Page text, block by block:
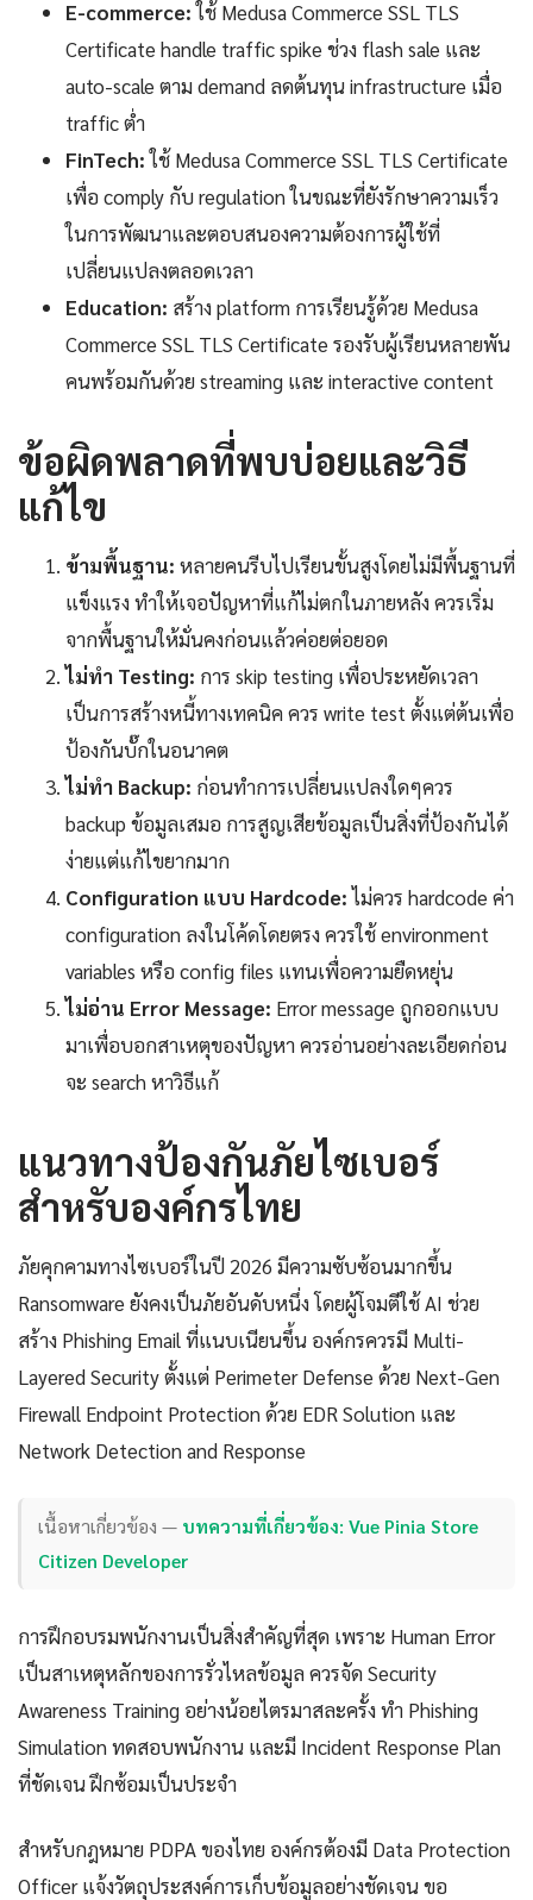
E-commerce:ใช้ Medusa Commerce SSL TLS
Certificate handle traffic spike ช่วง flash sale และ
auto-scale ตาม demand ลดต้นทุน infrastructure เมื่อ
traffic ต่ำ
FinTech:ใช้ Medusa Commerce SSL TLS Certificate
เพื่อ comply กับ regulation ในขณะที่ยังรักษาความเร็ว
ในการพัฒนาและตอบสนองความต้องการผู้ใช้ที่
เปลี่ยนแปลงตลอดเวลา
Education: สร้าง platform การเรียนรู้ด้วย Medusa
Commerce SSL TLS Certificate รองรับผู้เรียนหลายพัน
คนพร้อมกันด้วย streaming และ interactive content
ข้อผิดพลาดที่พบบ่อยและวิธี
แก้ไข
ข้ามพื้นฐาน: หลายคนรีบไปเรียนขั้นสูงโดยไม่มีพื้นฐานที่
แข็งแรง ทำให้เจอปัญหาที่แก้ไม่ตกในภายหลัง ควรเริ่ม
จากพื้นฐานให้มั่นคงก่อนแล้วค่อยต่อยอด
ไม่ทำ Testing: การ skip testing เพื่อประหยัดเวลา
เป็นการสร้างหนี้ทางเทคนิค ควร write test ตั้งแต่ต้นเพื่อ
ป้องกันบั๊กในอนาคต
ไม่ทำ Backup: ก่อนทำการเปลี่ยนแปลงใดๆควร
backup ข้อมูลเสมอ การสูญเสียข้อมูลเป็นสิ่งที่ป้องกันได้
ง่ายแต่แก้ไขยากมาก
Configuration แบบ Hardcode:ไม่ควร hardcode ค่า
configuration ลงในโค้ดโดยตรง ควรใช้ environment
variables หรือ config files แทนเพื่อความยืดหยุ่น
ไม่อ่าน Error Message: Error message ถูกออกแบบ
มาเพื่อบอกสาเหตุของปัญหา ควรอ่านอย่างละเอียดก่อน
จะ search หาวิธีแก้
แนวทางป้องกันภัยไซเบอร์
สำหรับองค์กรไทย
ภัยคุกคามทางไซเบอร์ในปี 2026 มีความซับซ้อนมากขึ้น
Ransomware ยังคงเป็นภัยอันดับหนึ่ง โดยผู้โจมตีใช้ AI ช่วย
สร้าง Phishing Email ที่แนบเนียนขึ้น องค์กรควรมี Multi-
Layered Security ตั้งแต่ Perimeter Defense ด้วย Next-Gen
Firewall Endpoint Protection ด้วย EDR Solution และ
Network Detection and Response
เนื้อหาเกี่ยวข้อง — บทความที่เกี่ยวข้อง: Vue Pinia Store
Citizen Developer
การฝึกอบรมพนักงานเป็นสิ่งสำคัญที่สุด เพราะ Human Error
เป็นสาเหตุหลักของการรั่วไหลข้อมูล ควรจัด Security
Awareness Training อย่างน้อยไตรมาสละครั้ง ทำ Phishing
Simulation ทดสอบพนักงาน และมี Incident Response Plan
ที่ชัดเจน ฝึกซ้อมเป็นประจำ
สำหรับกฎหมาย PDPA ของไทย องค์กรต้องมี Data Protection
Officer แจ้งวัตถุประสงค์การเก็บข้อมูลอย่างชัดเจน ขอ